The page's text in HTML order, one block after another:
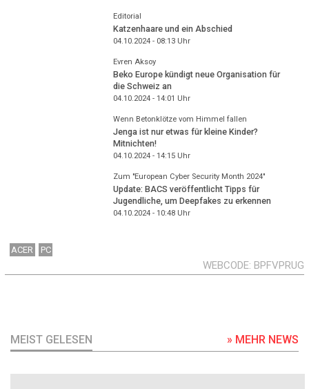
Editorial
Katzenhaare und ein Abschied
04.10.2024 - 08:13Uhr
Evren Aksoy
Beko Europe kündigt neue Organisation für
die Schweiz an
04.10.2024 - 14:01 Uhr
Wenn Betonklötze vom Himmel fallen
Jenga ist nur etwas für kleine Kinder?
Mitnichten!
04.10.2024 - 14:15Uhr
Zum "European Cyber Security Month 2024"
Update: BACS veröffentlicht Tipps für
Jugendliche, um Deepfakes zu erkennen
04.10.2024 - 10:48Uhr
ACER PC
WEBCODE BPFVPRUG
MEIST GELESEN » MEHR NEWS